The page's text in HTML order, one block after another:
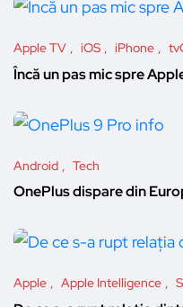
Apple TV iOS iPhone
Încă un pas mic spre
Android Tech
OnePlus dispare din
Apple Apple Intelligence